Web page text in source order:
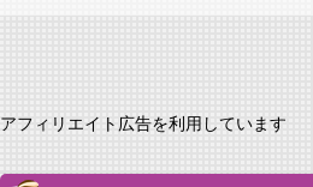
アフィリエイト広告を利用しています